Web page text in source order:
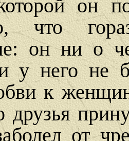
он
что
он ни о
у него не
к
друзья
от